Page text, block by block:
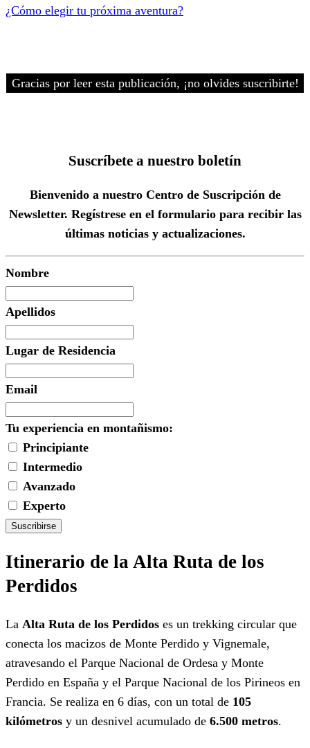
¿Cómo elegir tu próxima aventura?
Gracias por leer esta publicación, ¡no olvides suscribirte!
Suscríbete a nuestro boletín
Bienvenido a nuestro Centro de Suscripción de
Newsletter. Regístrese en el formulario para recibir las
últimas noticias y actualizaciones.
Nombre
Apellidos
Lugar de Residencia
Email
Tu experiencia en montañismo:
Principiante
Intermedio
Avanzado
Experto
Suscribirse
Itinerario de la Alta Ruta de los
Perdidos
La Alta Ruta de los Perdidos es un trekking circular que
conecta los macizos de Monte Perdido y Vignemale,
atravesando el Parque Nacional de Ordesa y Monte
Perdido en España y el Parque Nacional de los Pirineos en
Francia. Se realiza en 6 días, con un total de 105
kilómetros y un desnivel acumulado de 6.500 metros.